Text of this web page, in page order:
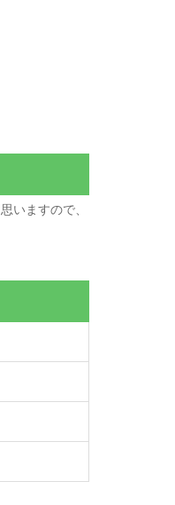
いますので、